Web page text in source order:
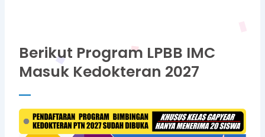
Berikut Program LPBB IMC
Masuk Kedokteran 2027